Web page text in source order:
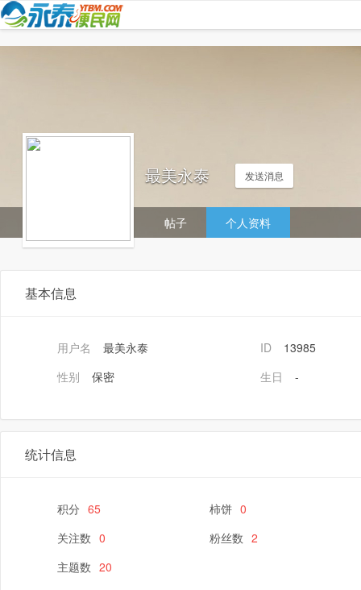
最美永泰 发送消息
帖子 个人资料
基本信息
用户名 最美永泰 ID
13985
性别
保密 生日 -
统计信息
积分 65 柿饼 0
关注数 0 粉丝数 2
主题数 20